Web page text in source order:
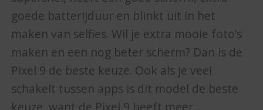
goede batterijduur en blinkt uit in het
maken van selfies. Wil je extra mooie foto’s
maken en een nog beter scherm? Dan is de
Pixel 9 de beste keuze. Ook als je veel
schakelt tussen apps is dit model de beste